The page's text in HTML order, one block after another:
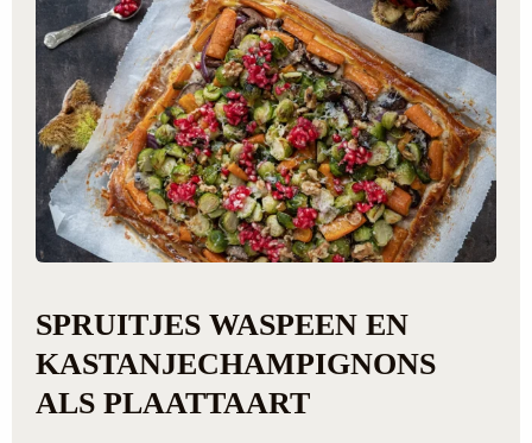
SPRUITJES WASPEEN EN
KASTANJECHAMPIGNONS
ALS PLAATTAART